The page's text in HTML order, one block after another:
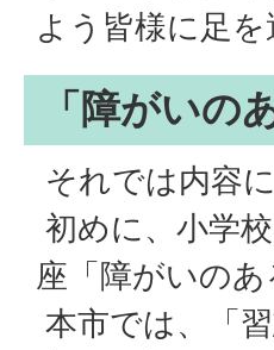
よう皆様に足
「障がいの
それでは内容
初めに、小学
座「障がいの
本市では、「